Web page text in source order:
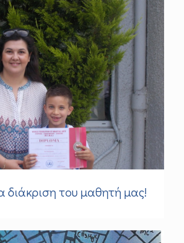
διάκριση του μαθητή μας!